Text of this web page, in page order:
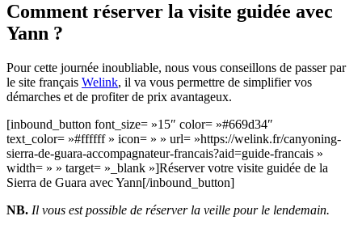
Comment réserver la visite guidée avec
Yann ?
Pour cette journée inoubliable, nous vous conseillons de passer par
le site français Welink, il va vous permettre de simplifier vos
démarches et de profiter de prix avantageux.
[inbound_button font_size= »15″ color= »#669d34″
text_color= »#ffffff » icon= » » url= »https://welink.fr/canyoning-
sierra-de-guara-accompagnateur-francais?aid=guide-francais »
width= » » target= »_blank »]Réserver votre visite guidée de la
Sierra de Guara avec Yann[/inbound_button]
NB. Il vous est possible de réserver la veille pour le lendemain.